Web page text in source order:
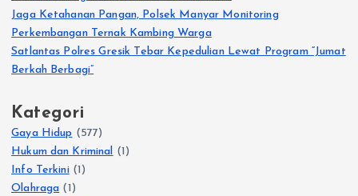
Jaga Ketahanan Pangan, Polsek Manyar Monitoring
Perkembangan Ternak Kambing Warga
Satlantas Polres Gresik Tebar Kepedulian Lewat Program “Jumat
Berkah Berbagi”
Kategori
Gaya Hidup (577)
Hukum dan Kriminal (1)
Info Terkini(1)
Olahraga (1)